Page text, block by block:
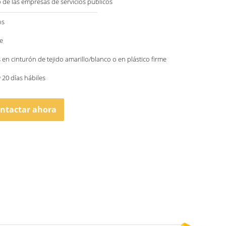
en cinturón de tejido amarillo/blanco o en plástico firme
20 días hábiles
ahora